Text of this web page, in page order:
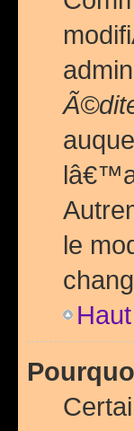
le
Haut